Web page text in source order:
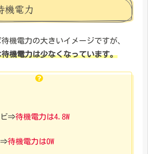
機電力
機電力の大きいイメージですが、
機電力は少なくなっています。
ビ⇒待機電力は4.8W
⇒待機電力は0W